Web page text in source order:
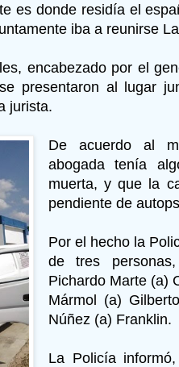
es donde residía el
iba a reunirse
encabezado por el
presentaron al lugar
jurista.
De acuerdo al
abogada tenía
muerta, y que la
pendiente de
Por el hecho la
de tres
Pichardo Marte (a)
Mármol (a)
Núñez (a) Franklin.
La Policía